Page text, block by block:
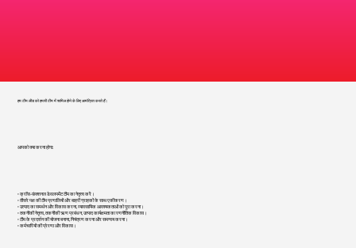
हम टीम लीड को हमारी टीम में शामिल होने के लिए आमंत्रित करते हैं।
आपको क्या करना होगा:
• क्रॉस-फ़ंक्शनल डेवलपमेंट टीम का नेतृत्व करें।
• तीसरे पक्ष की टीम प्रणालियों और बाहरी ग्राहकों के साथ एकीकरण।
• उत्पाद का समर्थन और विकास करना, व्यावसायिक आवश्यकताओं को पूरा करना।
• तकनीकी नेतृत्व, तकनीकी ऋण प्रबंधन, उत्पाद कार्यक्षमता का रणनीतिक विकास।
• टीम के प्रदर्शन की योजना बनाना, नियंत्रण करना और समन्वय करना।
• कर्मचारियों की प्रेरणा और विकास।